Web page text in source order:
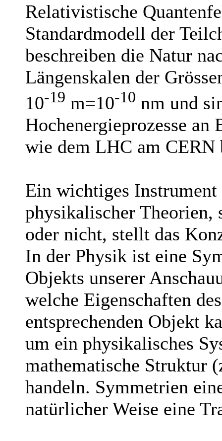
Relativistische
Standardmodell der
beschreiben die Natur
Längenskalen der
10-19 m=10-10 nm und
Hochenergieprozesse an
wie dem LHC am CERN
Ein wichtiges
physikalischer Theorien,
oder nicht, stellt das
In der Physik ist eine
Objekts unserer
welche Eigenschaften
entsprechenden Objekt
um ein physikalisches
mathematische Struktur
handeln. Symmetrien
natürlicher Weise eine